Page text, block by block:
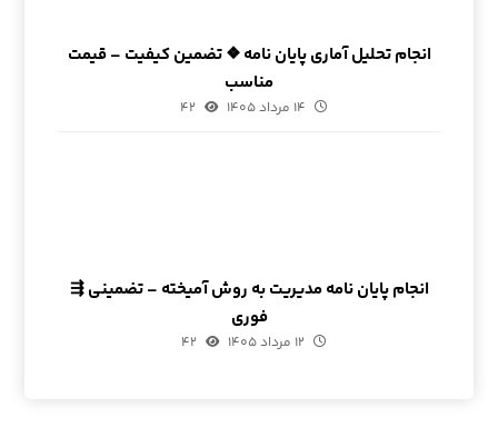
انجام تحلیل آماری پایان نامه ❖ تضمین کیفیت – قیمت
مناسب
۱۴ مرداد ۱۴۰۵ ۴۲
انجام پایان نامه مدیریت به روش آمیخته – تضمینی ⇶
فوری
۱۲ مرداد ۱۴۰۵ ۴۲